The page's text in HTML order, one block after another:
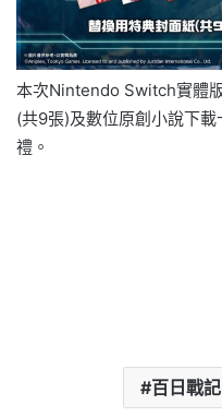
本次Nintendo Switch實體
(共9張)及數位原創小說下
禮。
百日戰